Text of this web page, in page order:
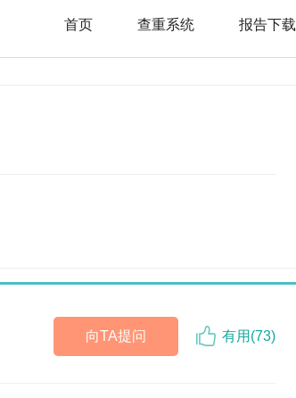
首页 查重系统 报告下载
有用(73)
向TA提问